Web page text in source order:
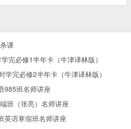
课
完必修1半年卡（牛津译林版）
学完必修2半年卡（牛津译林版）
985班名师讲座
班（张亮）名师讲座
英语寒假班名师讲座